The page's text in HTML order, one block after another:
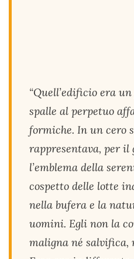
“Quell’edificio era
spalle al perpetuo
formiche. In un cero
rappresentava, per il
l’emblema della
cospetto delle lotte
nella bufera e la
uomini. Egli non la
maligna né salvifica,